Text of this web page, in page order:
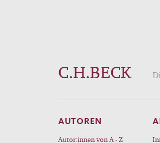
C.H.BECK
AUTOREN
Autor:innen von A - Z